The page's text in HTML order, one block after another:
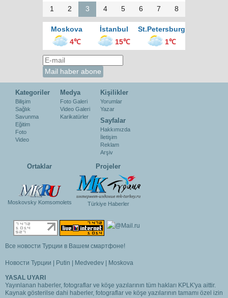
1 2 3 4 5 6 7 8
Moskova İstanbul
St.Petersburg
4℃
15℃ 1℃
Kategoriler
Bilişim
Sağlık
Savunma
Eğitim
Foto
Video
Medya
Foto Galeri
Video Galeri
Karikatürler
Kişilikler
Yorumlar
Yazar
Sayfalar
Hakkımızda
İletişim
Reklam
Arşiv
Ortaklar
Moskovsky Komsomolets
Projeler
Türkiye Haberler
Все новости Турции в Вашем смартфоне!
Новости Турции | Putin | Medvedev | Moskova
YASAL UYARI
Yayınlanan haberler, fotograflar ve köşe yazılarının tüm hakları KPLK'ya aittir.
Kaynak gösterilse dahi haberler, fotograflar ve köşe yazılarının tamamı özel izin